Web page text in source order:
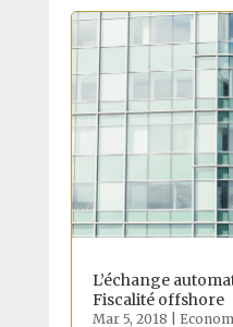
L’échange
Fiscalité offshore
Mar 5, 2018